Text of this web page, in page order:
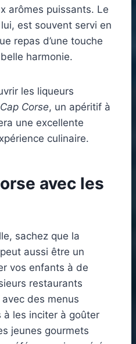
arômes puissants. Le
est souvent servi en
repas d’une touche
harmonie.
les liqueurs
Cap Corse, un apéritif à
une excellente
culinaire.
avec les
sachez que la
aussi être un
vos enfants à de
restaurants
des menus
à les inciter à goûter
jeunes gourmets